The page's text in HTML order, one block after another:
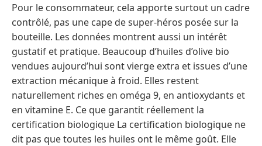
Pour le consommateur, cela apporte surtout un cadre
contrôlé, pas une cape de super-héros posée sur la
bouteille. Les données montrent aussi un intérêt
gustatif et pratique. Beaucoup d’huiles d’olive bio
vendues aujourd’hui sont vierge extra et issues d’une
extraction mécanique à froid. Elles restent
naturellement riches en oméga 9, en antioxydants et
en vitamine E. Ce que garantit réellement la
certification biologique La certification biologique ne
dit pas que toutes les huiles ont le même goût. Elle